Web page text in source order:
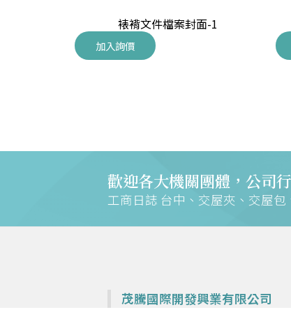
裱褙文件檔案封面-1
加入詢價
歡迎各大機關團體，公司
工商日誌 台中、交屋夾、交屋
茂騰國際開發興業有限公司